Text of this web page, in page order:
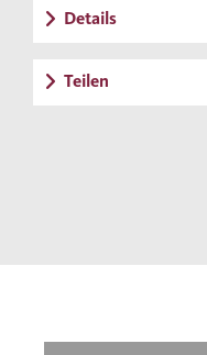
Details
Teilen